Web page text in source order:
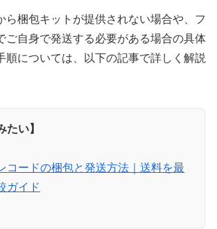
たします。
ら梱包キットが提供されない場合や、フ
ご自身で発送する必要がある場合の具体
順については、以下の記事で詳しく解説
たい】
コードの梱包と発送方法｜送料を最
ガイド